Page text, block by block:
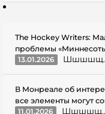
The Hockey Writers:
проблемы
13.01.2026
В Монреале об
все элементы могут
11.01.2026
Шшшшщ..